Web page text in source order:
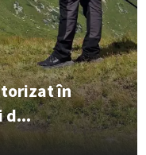
în
d...